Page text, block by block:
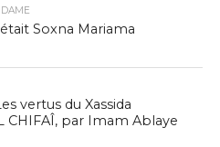
Soxna Mariama
vertus du Xassida
CHIFAÎ, par Imam Ablaye